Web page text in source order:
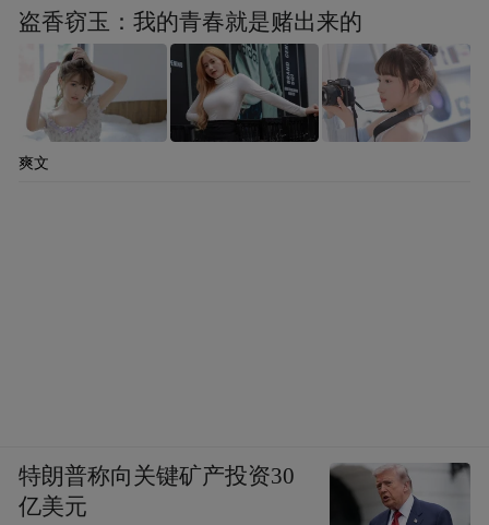
盗香窃玉：我的青春就是赌出来的
爽文
特朗普称向关键矿产投资30
亿美元